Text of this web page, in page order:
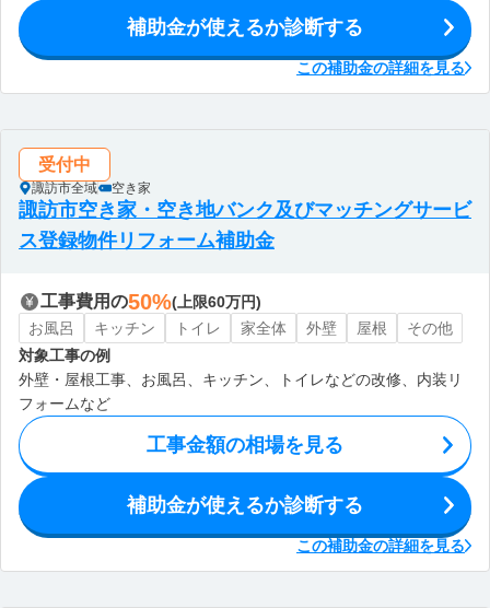
補助金が使えるか診断する
この補助金の詳細を見る
受付中
諏訪市全域 空き家
諏訪市空き家・空き地バンク及びマッチングサービ
ス登録物件リフォーム補助金
工事費用の50%(上限60万円)
お風呂
キッチン トイレ 家全体 外壁 屋根
その他
対象工事の例
外壁・屋根工事、お風呂、キッチン、トイレなどの改修、内装リ
フォームなど
工事金額の相場を見る
補助金が使えるか診断する
この補助金の詳細を見る